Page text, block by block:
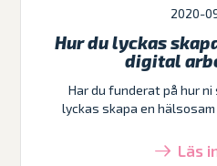
2020-
Hur du lyckas
digital
Har du funderat på hur
lyckas skapa en
Läs